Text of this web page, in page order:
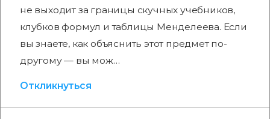
не выходит за границы скучных учебников,
клубков формул и таблицы Менделеева. Если
вы знаете, как объяснить этот предмет по-
другому — вы мож…
Откликнуться